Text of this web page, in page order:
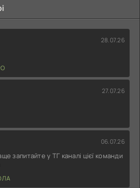
28.07.26
27.07.26
06.07.26
запитайте у ТГ каналі цієї команди